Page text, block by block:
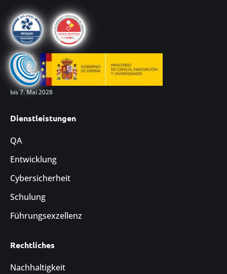
bis 7. Mai 2028
Dienstleistungen
QA
Entwicklung
Cybersicherheit
Schulung
Führungsexzellenz
Rechtliches
Nachhaltigkeit